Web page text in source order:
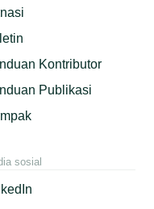
Kontributor
Publikasi
sosial